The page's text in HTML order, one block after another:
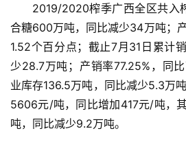
首
2019/2020榨季广西全区共入
合糖600万吨，同比减少34万吨；
1.52个百分点；截止7月31日累计
少28.7万吨；产销率77.25%，同
业库存136.5万吨，同比减少5.3万
5606元/吨，同比增加417元/吨，
吨，同比减少9.2万吨。